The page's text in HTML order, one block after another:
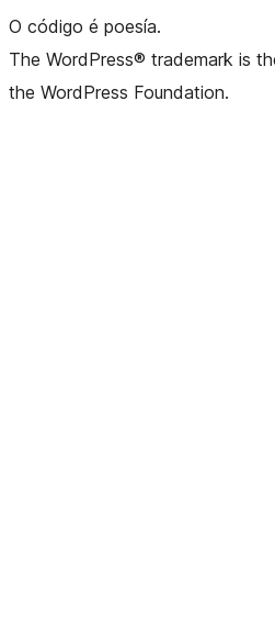
O código é poesía.
The WordPress® trademark is
the WordPress Foundation.